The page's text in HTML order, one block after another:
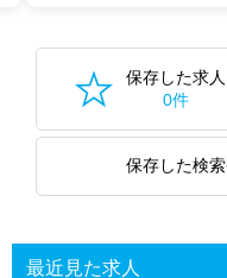
保存した求人
0件
保存した検
最近見た求人